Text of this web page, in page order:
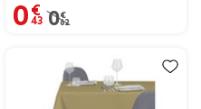
0,43 €
Prix remisé de 0,62 €
0,62 €